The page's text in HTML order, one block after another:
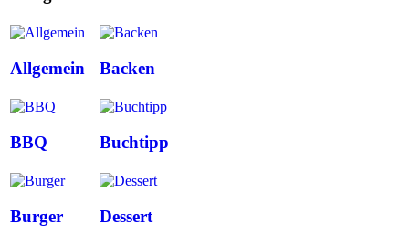
Allgemein Backen
BBQ Buchtipp
Burger Dessert